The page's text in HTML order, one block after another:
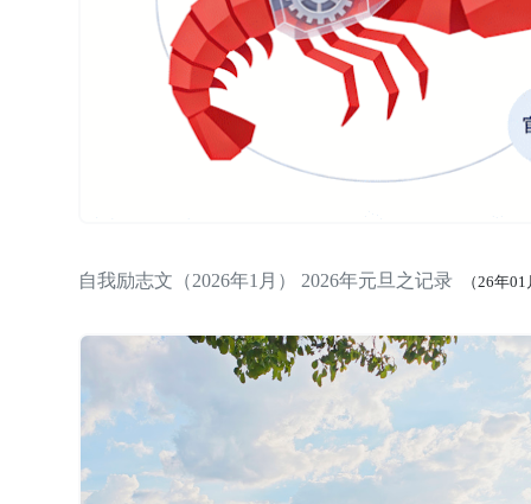
自我励志文（2026年1月） 2026年元旦之记录 （26年